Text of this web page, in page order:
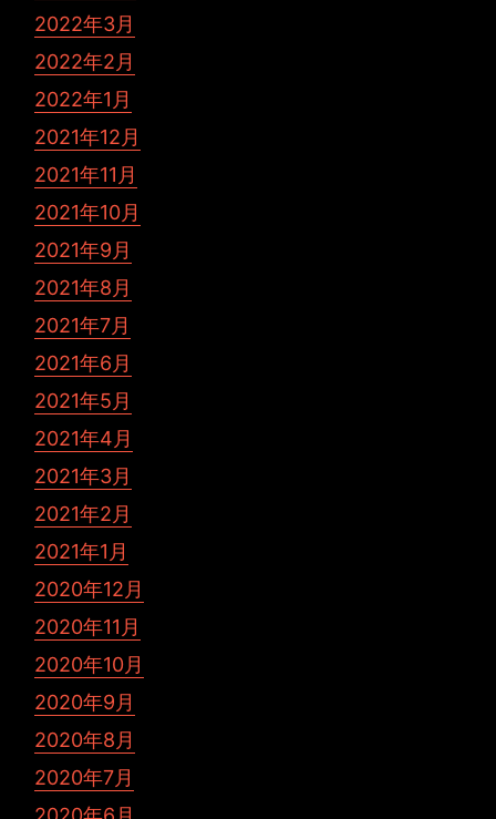
2022年3月
2022年2月
2022年1月
2021年12月
2021年11月
2021年10月
2021年9月
2021年8月
2021年7月
2021年6月
2021年5月
2021年4月
2021年3月
2021年2月
2021年1月
2020年12月
2020年11月
2020年10月
2020年9月
2020年8月
2020年7月